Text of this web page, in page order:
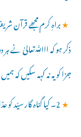
★براہِ کرم مجھے قرآن
ذکر ہو کہ ااﷲتعالیٰ نے ہر
جزا کو یہ نہ کہہ سکیں کہ
★2۔ کیا گناہ گار سیّد کو عذاب ہو گا؟؟